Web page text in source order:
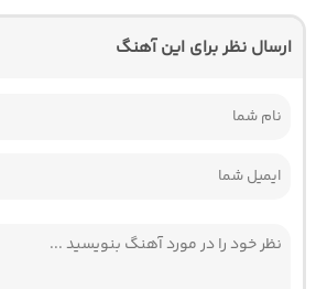
ارسال نظر برای این آهنگ